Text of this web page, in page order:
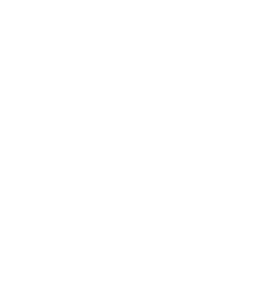
DATENSCHUTZ/­